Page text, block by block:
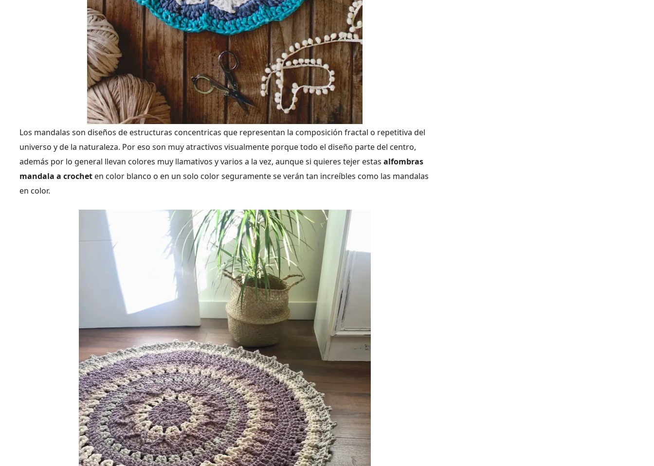
Los mandalas son diseños de estructuras concentricas que representan la composición fractal o repetitiva del
universo y de la naturaleza. Por eso son muy atractivos visualmente porque todo el diseño parte del centro,
además por lo general llevan colores muy llamativos y varios a la vez, aunque si quieres tejer estas alfombras
mandala a crochet en color blanco o en un solo color seguramente se verán tan increíbles como las mandalas
en color.